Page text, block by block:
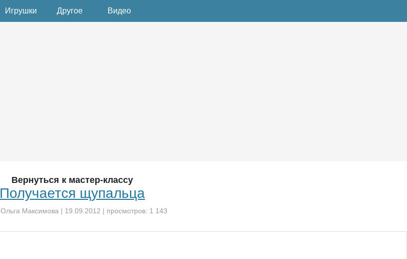
Игрушки Другое Видео
Вернуться к мастер-классу
Получается щупальца
Ольга Максимова | 19.09.2012 | просмотров: 1 143